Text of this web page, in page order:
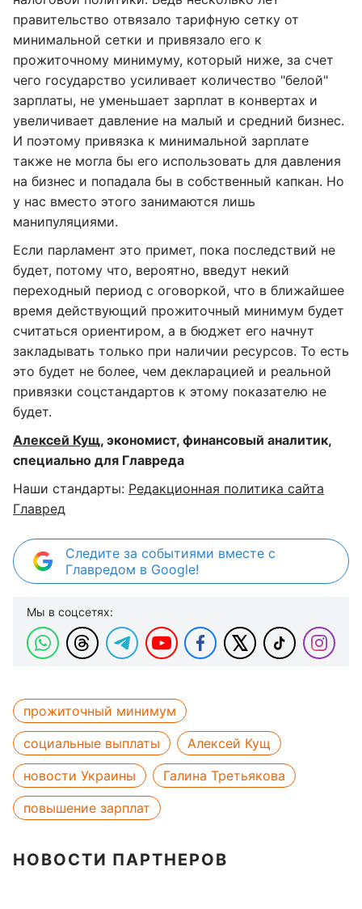
правительство отвязало тарифную сетку от
минимальной сетки и привязало его к
прожиточному минимуму, который ниже, за счет
чего государство усиливает количество "белой"
зарплаты, не уменьшает зарплат в конвертах и
увеличивает давление на малый и средний бизнес.
И поэтому привязка к минимальной зарплате
также не могла бы его использовать для давления
на бизнес и попадала бы в собственный капкан. Но
у нас вместо этого занимаются лишь
манипуляциями.
Если парламент это примет, пока последствий не
будет, потому что, вероятно, введут некий
переходный период с оговоркой, что в ближайшее
время действующий прожиточный минимум будет
считаться ориентиром, а в бюджет его начнут
закладывать только при наличии ресурсов. То есть
это будет не более, чем декларацией и реальной
привязки соцстандартов к этому показателю не
будет.
Алексей Кущ, экономист, финансовый аналитик,
специально для Главреда
Наши стандарты: Редакционная политика сайта
Главред
Следите за событиями вместе с
Главредом в Google!
Мы в соцсетях:
прожиточный минимум
социальные выплаты
Алексей Кущ
новости Украины
Галина Третьякова
повышение зарплат
НОВОСТИ ПАРТНЕРОВ